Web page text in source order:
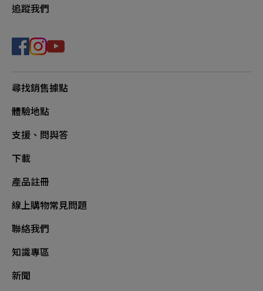
追蹤我們
尋找銷售據點
體驗地點
支援、問與答
下載
產品註冊
線上購物常見問題
聯絡我們
知識專區
新聞